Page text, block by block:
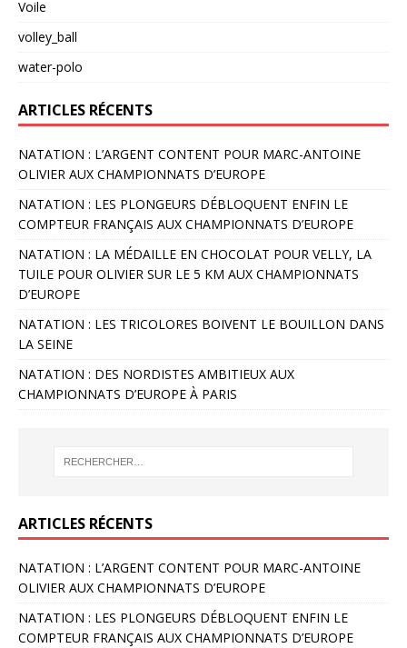
Voile
volley_ball
water-polo
ARTICLES RÉCENTS
NATATION : L’ARGENT CONTENT POUR MARC-ANTOINE
OLIVIER AUX CHAMPIONNATS D’EUROPE
NATATION : LES PLONGEURS DÉBLOQUENT ENFIN LE
COMPTEUR FRANÇAIS AUX CHAMPIONNATS D’EUROPE
NATATION : LA MÉDAILLE EN CHOCOLAT POUR VELLY, LA
TUILE POUR OLIVIER SUR LE 5 KM AUX CHAMPIONNATS
D’EUROPE
NATATION : LES TRICOLORES BOIVENT LE BOUILLON DANS
LA SEINE
NATATION : DES NORDISTES AMBITIEUX AUX
CHAMPIONNATS D’EUROPE À PARIS
ARTICLES RÉCENTS
NATATION : L’ARGENT CONTENT POUR MARC-ANTOINE
OLIVIER AUX CHAMPIONNATS D’EUROPE
NATATION : LES PLONGEURS DÉBLOQUENT ENFIN LE
COMPTEUR FRANÇAIS AUX CHAMPIONNATS D’EUROPE